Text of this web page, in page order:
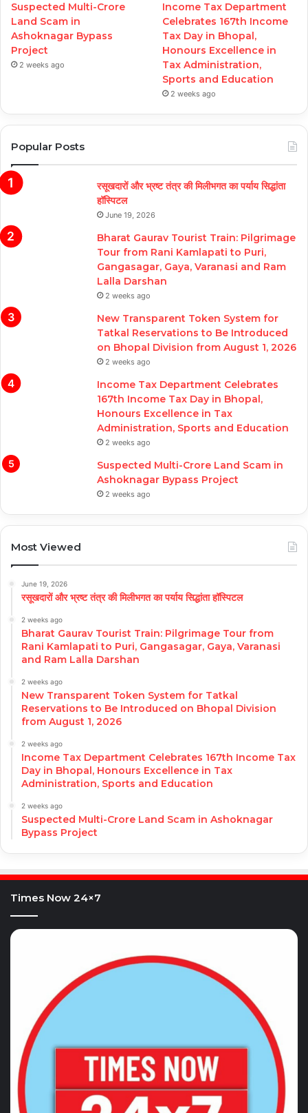
Suspected Multi-Crore
Land Scam in
Ashoknagar Bypass
Project
2 weeks ago
Income Tax Department
Celebrates 167th Income
Tax Day in Bhopal,
Honours Excellence in
Tax Administration,
Sports and Education
2 weeks ago
Popular Posts
रसूखदारों और भ्रष्ट तंत्र की मिलीभगत का पर्याय सिद्धांता
हॉस्पिटल
June 19, 2026
Bharat Gaurav Tourist Train: Pilgrimage
Tour from Rani Kamlapati to Puri,
Gangasagar, Gaya, Varanasi and Ram
Lalla Darshan
2 weeks ago
New Transparent Token System for
Tatkal Reservations to Be Introduced
on Bhopal Division from August 1, 2026
2 weeks ago
Income Tax Department Celebrates
167th Income Tax Day in Bhopal,
Honours Excellence in Tax
Administration, Sports and Education
2 weeks ago
Suspected Multi-Crore Land Scam in
Ashoknagar Bypass Project
2 weeks ago
Most Viewed
June 19, 2026
रसूखदारों और भ्रष्ट तंत्र की मिलीभगत का पर्याय सिद्धांता हॉस्पिटल
2 weeks ago
Bharat Gaurav Tourist Train: Pilgrimage Tour from
Rani Kamlapati to Puri, Gangasagar, Gaya, Varanasi
and Ram Lalla Darshan
2 weeks ago
New Transparent Token System for Tatkal
Reservations to Be Introduced on Bhopal Division
from August 1, 2026
2 weeks ago
Income Tax Department Celebrates 167th Income Tax
Day in Bhopal, Honours Excellence in Tax
Administration, Sports and Education
2 weeks ago
Suspected Multi-Crore Land Scam in Ashoknagar
Bypass Project
Times Now 24×7